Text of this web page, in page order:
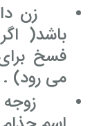
زن
باشد(
فسخ
می رود) .
زوجه